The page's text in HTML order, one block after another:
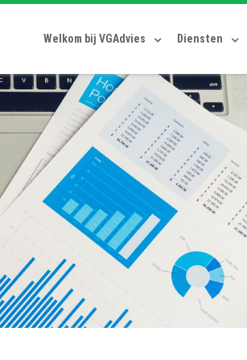
Welkom bij VGAdvies Diensten